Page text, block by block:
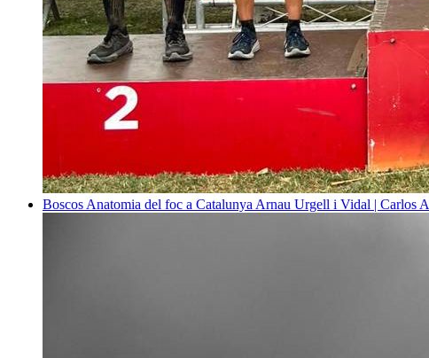
Boscos Anatomia del foc a Catalunya Arnau Urgell i Vidal | Carlos